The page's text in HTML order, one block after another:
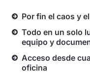
Por fin el caos y
Todo en un solo
equipo y
Acceso desde
oficina